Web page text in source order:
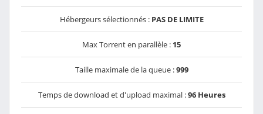
Hébergeurs sélectionnés : PAS DE LIMITE
Max Torrent en parallèle : 15
Taille maximale de la queue :999
Temps de download et d'upload maximal :96 Heures